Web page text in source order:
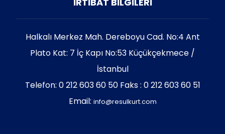
Halkalı Merkez Mah. Dereboyu Cad. No:4 Ant
Plato Kat: 7 İç Kapı No:53 Küçükçekmece /
İstanbul
Telefon: 0 212 603 60 50 Faks : 0 212 603 60 51
Email: info@resulkurt.com